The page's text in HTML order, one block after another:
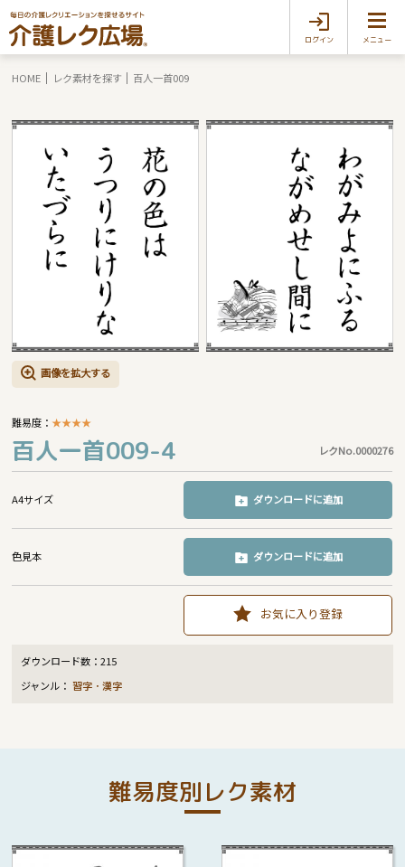
ログイン メニュー
HOME レク素材を探す 百人一首009
画像を拡大する
難易度：★★★★
百人一首009-4 レクNo.0000276
A4サイズ ダウンロードに追加
色見本 ダウンロードに追加
お気に入り登録
ダウンロード数：215
ジャンル：習字・漢字
難易度別レク素材